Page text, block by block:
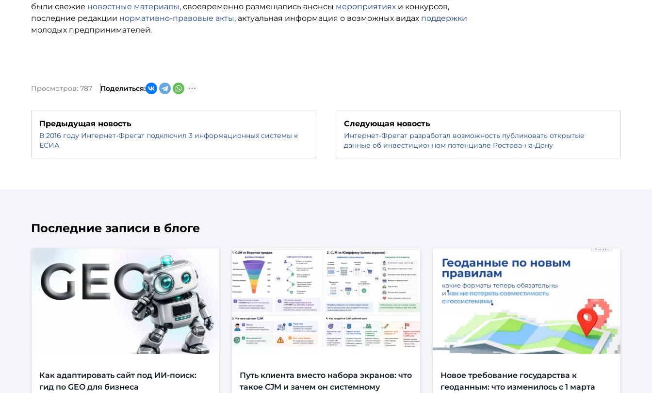
были свежие новостные материалы, своевременно размещались анонсы мероприятиях и конкурсов,
последние редакции нормативно-правовые акты, актуальная информация о возможных видах поддержки
молодых предпринимателей.
Просмотров: 787 Поделиться:
Предыдущая новость
В 2016 году Интернет-Фрегат подключил 3 информационных системы к
ЕСИА
Следующая новость
Интернет-Фрегат разработал возможность публиковать открытые
данные об инвестиционном потенциале Ростова-на-Дону
Последние записи в блоге
Как адаптировать сайт под ИИ-поиск:
гид по GEO для бизнеса
Путь клиента вместо набора экранов: что
такое CJM и зачем он системному
Новое требование государства к
геоданным: что изменилось с 1 марта